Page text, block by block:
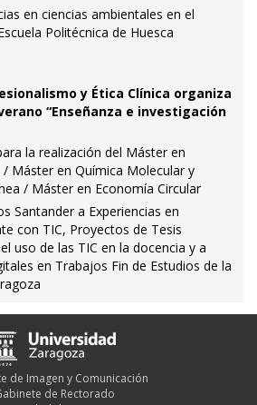
en ciencias ambientales en el
Politécnica de Huesca
y Ética Clínica organiza
“Enseñanza e investigación
la realización del Máster en
Máster en Química Molecular y
/ Máster en Economía Circular
Santander a Experiencias en
con TIC, Proyectos de Tesis
uso de las TIC en la docencia y a
en Trabajos Fin de Estudios de la
de Imagen y Comunicación
de Rectorado